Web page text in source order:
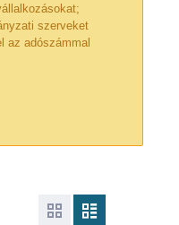
szerveket
az adószámmal